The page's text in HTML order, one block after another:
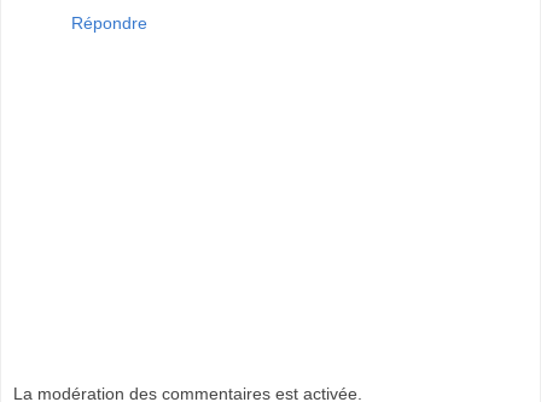
Répondre
La modération des commentaires est activée.